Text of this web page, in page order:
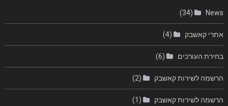
News
(34)
אתרי קאשבק (4)
בחירת העורכים (6)
הרשמה לשירות קאשבק (2)
הרשמה לשירות קאשבק (1)